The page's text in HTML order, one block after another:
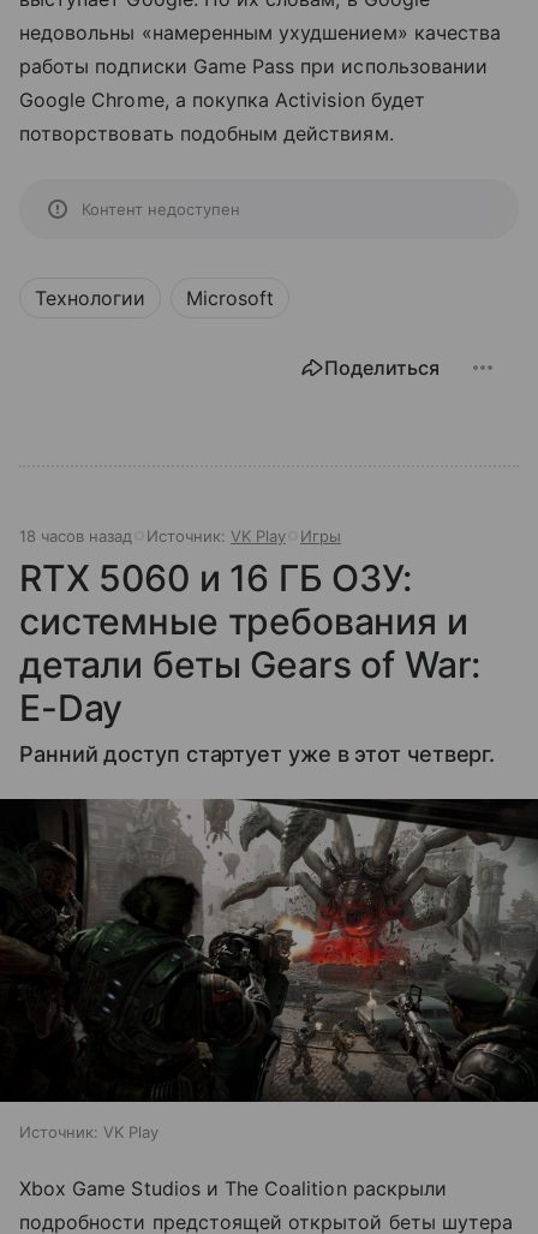
недовольны «намеренным ухудшением» качества
работы подписки Game Pass при использовании
Google Chrome, а покупка Activision будет
потворствовать подобным действиям.
Контент недоступен
Технологии Microsoft
Поделиться
18 часов назад Источник: VK Play Игры
RTX 5060 и 16 ГБ ОЗУ:
системные требования и
детали беты Gears of War:
E-Day
Ранний доступ стартует уже в этот четверг.
Источник: VK Play
Xbox Game Studios и The Coalition раскрыли
подробности предстоящей открытой беты шутера